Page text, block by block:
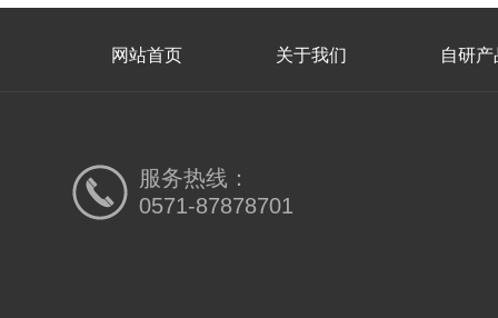
网站首页 关于我们 自研产
服务热线：
0571-87878701